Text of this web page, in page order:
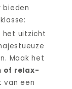
bieden
het uitzicht
Maak het
of relax-
van een